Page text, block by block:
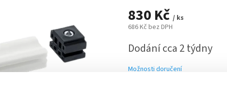
830 Kč / ks
686 Kč bez DPH
cena:
Dodání cca 2 týdny
Možnosti doručení